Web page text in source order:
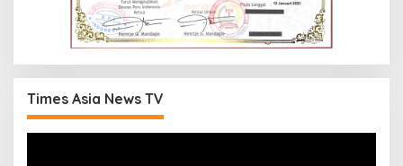
Times Asia News TV